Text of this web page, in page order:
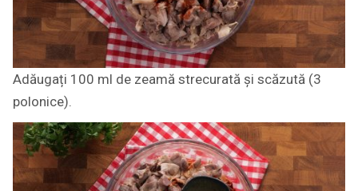
Adăugați 100 ml de zeamă strecurată și scăzută (3
polonice).